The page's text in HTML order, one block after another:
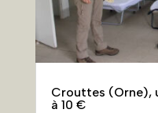
Crouttes (Orne),
à 10 €